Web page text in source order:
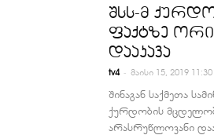
შსს-მ
ფაქტზე
დააკავა
tv4 - მაისი 15, 2019 11:30
შინაგან საქმეთა
ქურდობის
არასრუწლოვანი